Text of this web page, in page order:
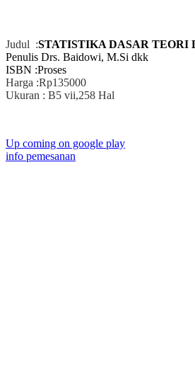
Judul :STATISTIKA DASAR TEORI
Penulis Drs. Baidowi, M.Si dkk
ISBN :Proses
Harga :Rp135000
Ukuran : B5 vii,258 Hal
Up coming on google play
info pemesanan